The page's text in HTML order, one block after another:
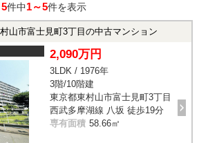
5件中1～5件を表示
山市富士見町3丁目の中古マンション
2,090万円
3LDK / 1976年
3階/10階建
東京都東村山市富士見町3丁目
西武多摩湖線 八坂 徒歩19分
専有面積 58.66㎡